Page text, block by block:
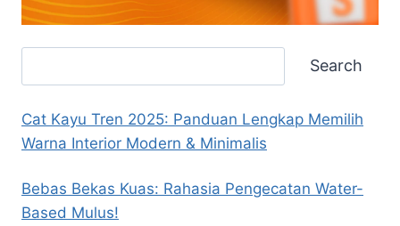
Search
Cat Kayu Tren 2025: Panduan Lengkap Memilih
Warna Interior Modern & Minimalis
Bebas Bekas Kuas: Rahasia Pengecatan Water-
Based Mulus!